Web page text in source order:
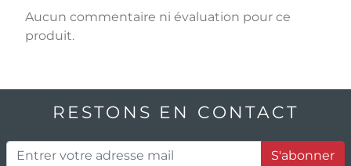
Aucun commentaire ni évaluation pour ce
produit.
RESTONS EN CONTACT
S'abonner